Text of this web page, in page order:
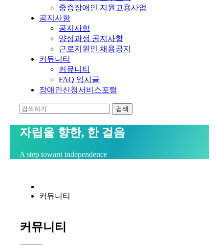
중증장애인 지원고용사업
공지사항
공지사항
양성과정 공지사항
근로지원인 채용공지
커뮤니티
커뮤니티
FAQ 임시글
장애인신청서비스포털
자립을 향한, 한 걸음
A step toward independence
커뮤니티
커뮤니티